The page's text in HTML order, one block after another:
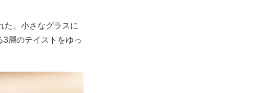
た。小さなグラスに
層のテイストをゆっ